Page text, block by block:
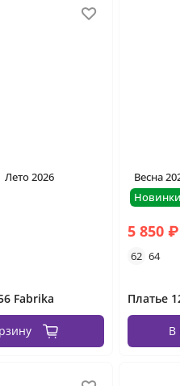
Лето 2026
Fabrika
Весна
Новинки
5 850 ₽
62 64
Платье
В